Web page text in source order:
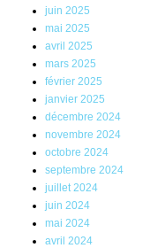
juin 2025
mai 2025
avril 2025
mars 2025
février 2025
janvier 2025
décembre 2024
novembre 2024
octobre 2024
septembre 2024
juillet 2024
juin 2024
mai 2024
avril 2024